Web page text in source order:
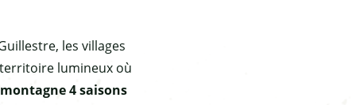
les villages
lumineux où
4 saisons